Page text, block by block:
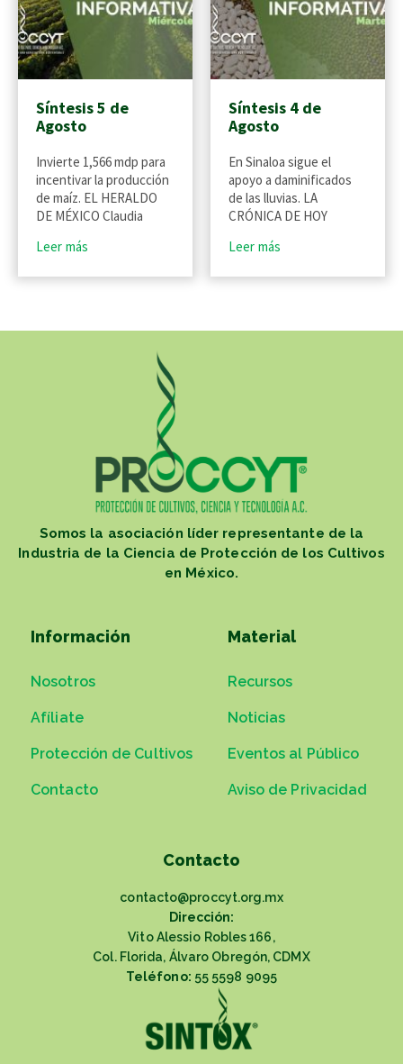
Síntesis 5 de
Agosto
Invierte 1,566 mdp para
incentivar la producción
de maíz. EL HERALDO
DE MÉXICO Claudia
Leer más
Síntesis 4 de
Agosto
En Sinaloa sigue el
apoyo a daminificados
de las lluvias. LA
CRÓNICA DE HOY
Leer más
Somos la asociación líder representante de la
Industria de la Ciencia de Protección de los Cultivos
en México.
Información
Nosotros
Afíliate
Protección de Cultivos
Contacto
Material
Recursos
Noticias
Eventos al Público
Aviso de Privacidad
Contacto
contacto@proccyt.org.mx
Dirección:
Vito Alessio Robles 166,
Col. Florida, Álvaro Obregón, CDMX
Teléfono: 55 5598 9095